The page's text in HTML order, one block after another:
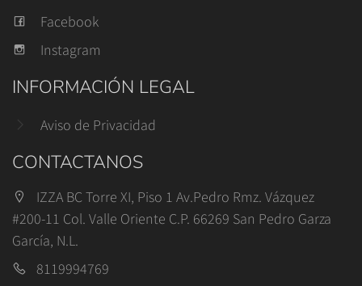
Facebook
Instagram
INFORMACIÓN LEGAL
Aviso de Privacidad
CONTACTANOS
IZZA BC Torre XI, Piso 1 Av.Pedro Rmz. Vázquez
#200-11 Col. Valle Oriente C.P. 66269 San Pedro Garza
García, N.L.
8119994769